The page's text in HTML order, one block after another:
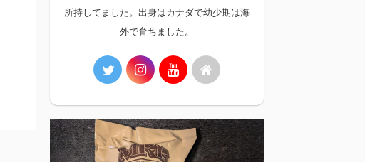
所持してました。出身はカナダで幼少期は海
外で育ちました。